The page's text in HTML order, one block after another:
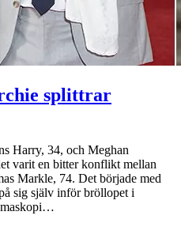
splittrar
Harry, 34, och Meghan
varit en bitter konflikt mellan
Markle, 74. Det började med
sig själv inför bröllopet i
maskopi…